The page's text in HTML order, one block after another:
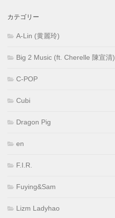
カテゴリー
A-Lin (黄麗玲)
Big 2 Music (ft. Cherelle 陳宣清)
C-POP
Cubi
Dragon Pig
en
F.I.R.
Fuying&Sam
Lizm Ladyhao